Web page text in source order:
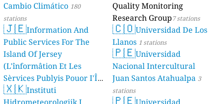
Cambio Climático 180
stations
🇯🇪Information And
Public Services For The
Island Of Jersey
(L'înformâtion Et Les
Sèrvices Publyis Pouor I'Île
Dé Jèrri) 2 stations
🇽🇰Instituti
Quality Monitoring
Research Group7 stations
🇨🇴Universidad De Los
Llanos 1 stations
🇵🇪Universidad
Nacional Intercultural
Juan Santos Atahualpa 3
stations
🇵🇪